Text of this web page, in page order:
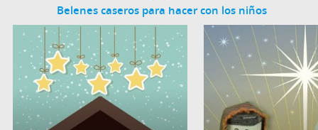
Belenes caseros para hacer con los niños